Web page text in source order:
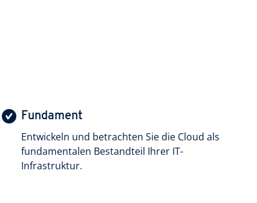
Fundament
Entwickeln und betrachten Sie die Cloud als
fundamentalen Bestandteil Ihrer IT-
Infrastruktur.